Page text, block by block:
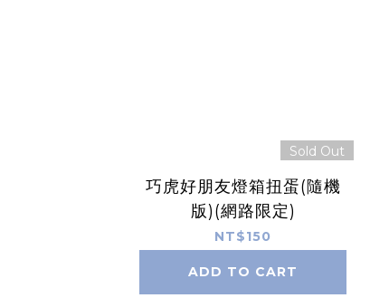
Sold Out
巧虎好朋友燈箱扭蛋(隨機
版)(網路限定)
NT$150
ADD TO CART